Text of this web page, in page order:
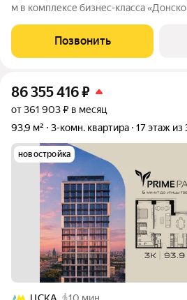
м в комплексе бизнес-класса
Интерьеры украшают пилястры,
детали и дизайнерские
Позвонить
86 355 416₽
от 361 903 ₽ в месяц
93,9 м²
3-комн. квартира 17 этаж из
новостройка